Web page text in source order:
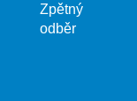
Zpětný
odběr